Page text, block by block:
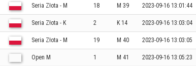
Seria Złota - M 18 M 39 2023-09-16 13:01:44
Seria Złota - K 2 K 14 2023-09-16 13:03:04
Seria Złota - M 19 M 40 2023-09-16 13:03:05
Open M 1 M 41 2023-09-16 13:05:23